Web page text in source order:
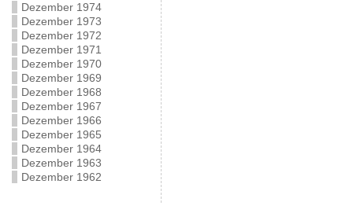
Dezember 1974
Dezember 1973
Dezember 1972
Dezember 1971
Dezember 1970
Dezember 1969
Dezember 1968
Dezember 1967
Dezember 1966
Dezember 1965
Dezember 1964
Dezember 1963
Dezember 1962